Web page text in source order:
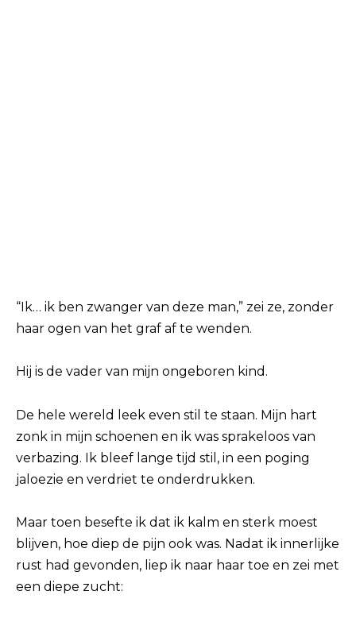
“Ik… ik ben zwanger van deze man,” zei ze, zonder
haar ogen van het graf af te wenden.
Hij is de vader van mijn ongeboren kind.
De hele wereld leek even stil te staan. Mijn hart
zonk in mijn schoenen en ik was sprakeloos van
verbazing. Ik bleef lange tijd stil, in een poging
jaloezie en verdriet te onderdrukken.
Maar toen besefte ik dat ik kalm en sterk moest
blijven, hoe diep de pijn ook was. Nadat ik innerlijke
rust had gevonden, liep ik naar haar toe en zei met
een diepe zucht: